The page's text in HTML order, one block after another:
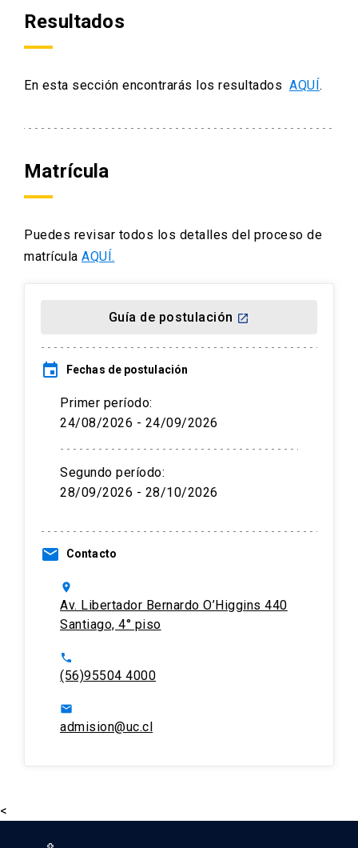
Resultados
En esta sección encontrarás los resultados AQUÍ.
Matrícula
Puedes revisar todos los detalles del proceso de
matrícula AQUÍ.
Guía de postulación launch
event Fechas de postulación
Primer período:
24/08/2026 - 24/09/2026
Segundo período:
28/09/2026 - 28/10/2026
email Contacto
location_on
Av. Libertador Bernardo O’Higgins 440
Santiago, 4° piso
phone
(56)95504 4000
email
admision@uc.cl
<